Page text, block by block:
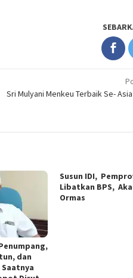
Sri Mulyani Menkeu Terbaik Se-
dan
Susun IDI,
Libatkan BPS,
Ormas